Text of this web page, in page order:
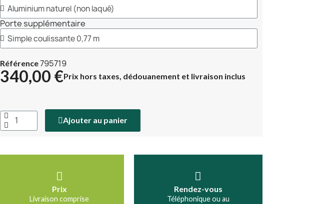
Porte supplémentaire
Référence795719
340,00 €Prix hors taxes, dédouanement et livraison inclus
Ajouter au panier
Prix
Livraison comprise
Rendez-vous
Téléphonique ou au